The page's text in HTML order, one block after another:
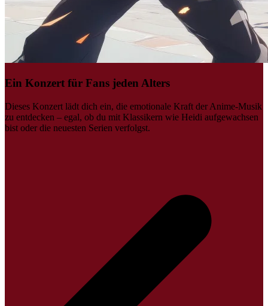
Ein Konzert für Fans jeden Alters
Dieses Konzert lädt dich ein, die emotionale Kraft der Anime-Musik
zu entdecken – egal, ob du mit Klassikern wie Heidi aufgewachsen
bist oder die neuesten Serien verfolgst.